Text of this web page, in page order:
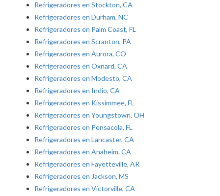
Refrigeradores en Stockton, CA
Refrigeradores en Durham, NC
Refrigeradores en Palm Coast, FL
Refrigeradores en Scranton, PA
Refrigeradores en Aurora, CO
Refrigeradores en Oxnard, CA
Refrigeradores en Modesto, CA
Refrigeradores en Indio, CA
Refrigeradores en Kissimmee, FL
Refrigeradores en Youngstown, OH
Refrigeradores en Pensacola, FL
Refrigeradores en Lancaster, CA
Refrigeradores en Anaheim, CA
Refrigeradores en Fayetteville, AR
Refrigeradores en Jackson, MS
Refrigeradores en Victorville, CA